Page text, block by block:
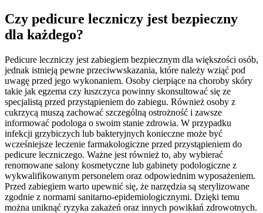
Czy pedicure leczniczy jest bezpieczny
dla każdego?
Pedicure leczniczy jest zabiegiem bezpiecznym dla większości osób,
jednak istnieją pewne przeciwwskazania, które należy wziąć pod
uwagę przed jego wykonaniem. Osoby cierpiące na choroby skóry
takie jak egzema czy łuszczyca powinny skonsultować się ze
specjalistą przed przystąpieniem do zabiegu. Również osoby z
cukrzycą muszą zachować szczególną ostrożność i zawsze
informować podologa o swoim stanie zdrowia. W przypadku
infekcji grzybiczych lub bakteryjnych konieczne może być
wcześniejsze leczenie farmakologiczne przed przystąpieniem do
pedicure leczniczego. Ważne jest również to, aby wybierać
renomowane salony kosmetyczne lub gabinety podologiczne z
wykwalifikowanym personelem oraz odpowiednim wyposażeniem.
Przed zabiegiem warto upewnić się, że narzędzia są sterylizowane
zgodnie z normami sanitarno-epidemiologicznymi. Dzięki temu
można uniknąć ryzyka zakażeń oraz innych powikłań zdrowotnych.